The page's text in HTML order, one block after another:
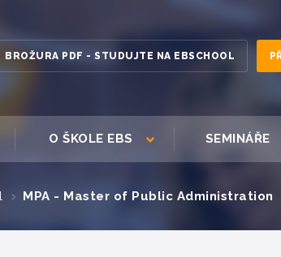
BROŽURA PDF - STUDUJTE NA EBSCHOOL
O ŠKOLE EBS SEMINÁŘE
MPA - Master of Public Administration